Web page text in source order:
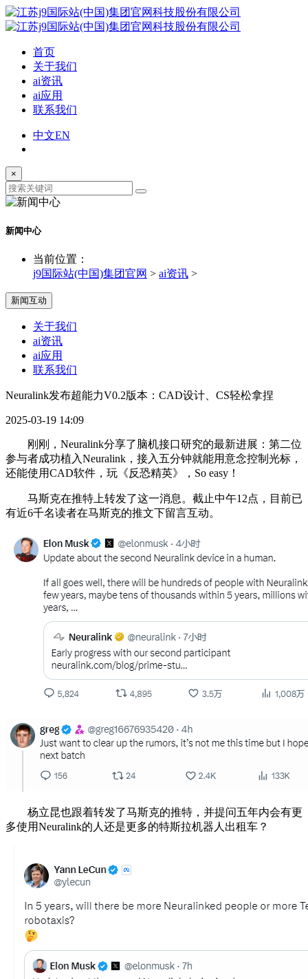
首页
关于我们
ai资讯
ai应用
联系我们
中文EN
×
新闻中心
当前位置：
j9国际站(中国)集团官网 > ai资讯 >
新闻互动
关于我们
ai资讯
ai应用
联系我们
Neuralink发布超能力V0.2版本：CAD设计、CS轻松拿捏
2025-03-19 14:09
刚刚，Neuralink分享了脑机接口研究的最新进展：第二位
参与者成功植入Neuralink，接入五分钟就能用意念控制光标，
还能使用CAD软件，玩《反恐精英》，So easy！
马斯克在推特上转发了这一消息。截止中午12点，目前已
有近6千名读者在马斯克的推文下留言互动。
杨立昆也跟着转发了马斯克的推特，并提问五年内会有更
多使用Neuralink的人还是更多的特斯拉机器人出租车？